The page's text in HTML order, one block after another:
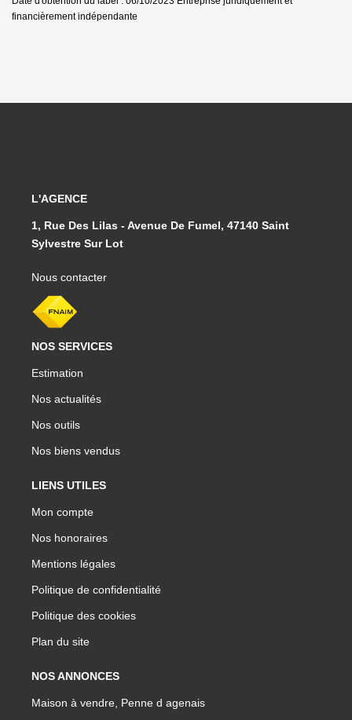
financièrement indépendante
L'AGENCE
1, Rue Des Lilas - Avenue De Fumel, 47140 Saint
Sylvestre Sur Lot
Nous contacter
NOS SERVICES
Estimation
Nos actualités
Nos outils
Nos biens vendus
LIENS UTILES
Mon compte
Nos honoraires
Mentions légales
Politique de confidentialité
Politique des cookies
Plan du site
NOS ANNONCES
Maison à vendre, Penne d agenais